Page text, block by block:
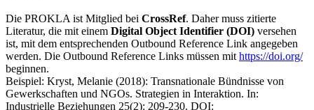
Die PROKLA ist Mitglied bei CrossRef. Daher muss zitierte
Literatur, die mit einem Digital Object Identifier (DOI) versehen
ist, mit dem entsprechenden Outbound Reference Link angegeben
werden. Die Outbound Reference Links müssen mit https://doi.org/
beginnen.
Beispiel: Kryst, Melanie (2018): Transnationale Bündnisse von
Gewerkschaften und NGOs. Strategien in Interaktion. In:
Industrielle Beziehungen 25(2): 209-230. DOI: